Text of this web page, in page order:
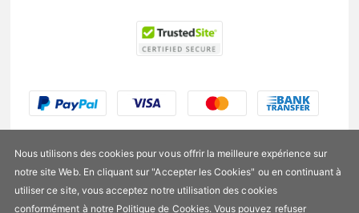
Nous utilisons des cookies pour vous offrir la meilleure expérience sur
notre site Web. En cliquant sur "Accepter les Cookies" ou en continuant à
utiliser ce site, vous acceptez notre utilisation des cookies
conformément à notre Politique de Cookies. Vous pouvez refuser